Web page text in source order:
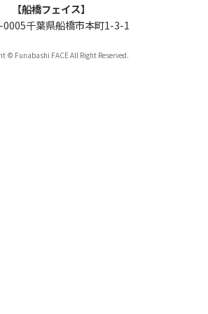
【船橋フェイス】
0005千葉県船橋市本町1-3-1
© Funabashi FACE All Right Reserved.